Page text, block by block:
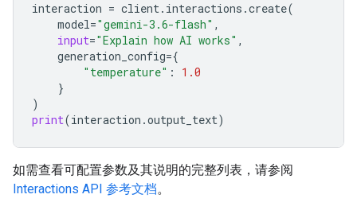
interaction = client. interactions .create(
model="gemini-3.6-flash" ,
input="Explain how AI works" ,
generation_config={
"temperature" :
1.0
}
)
print(interaction .output_text)
如需查看可配置参数及其说明的完整列表，请参阅
Interactions API 参考文档。